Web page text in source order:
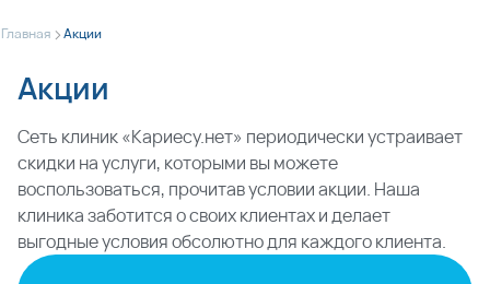
Главная >Акции
Акции
Сеть клиник «Кариесу.нет» периодически устраивает
скидки на услуги, которыми вы можете
воспользоваться, прочитав условии акции. Наша
клиника заботится о своих клиентах и делает
выгодные условия обсолютно для каждого клиента.